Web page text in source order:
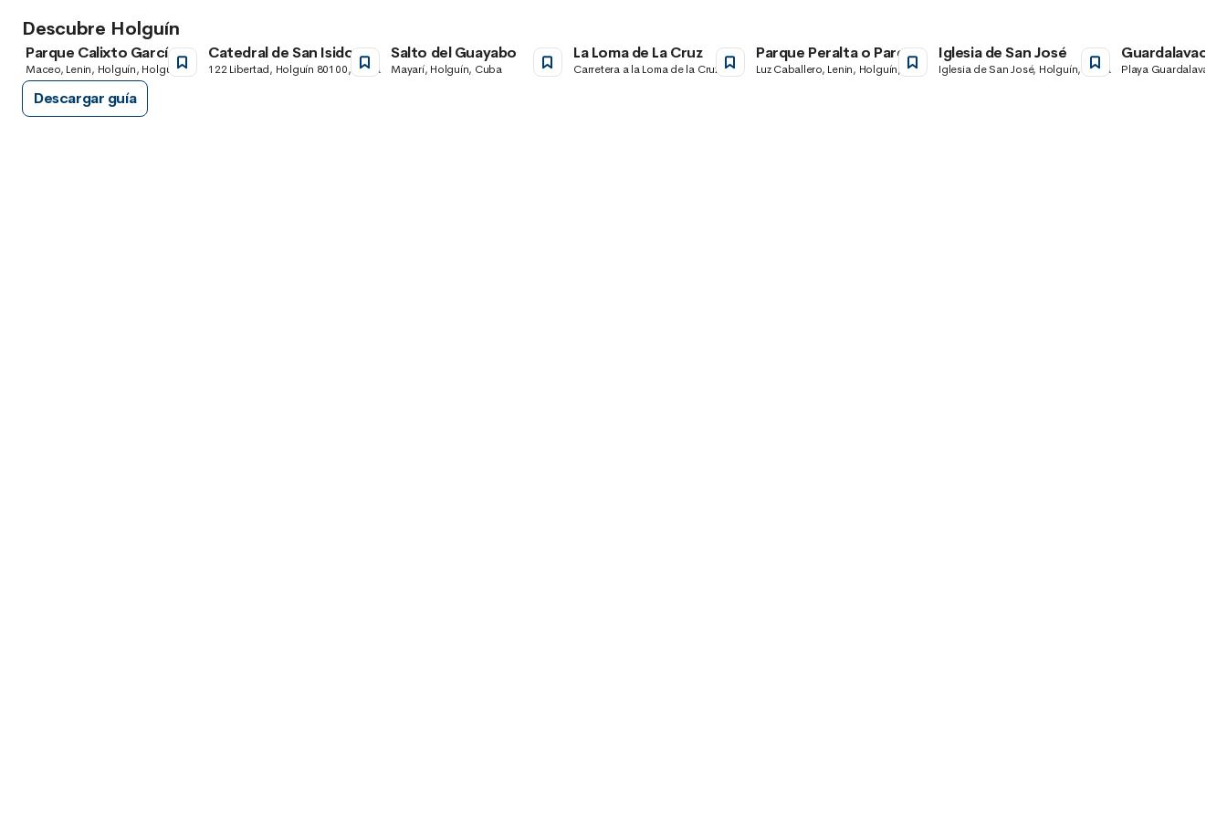
Descubre Holguín
Parque Calixto García
Maceo, Lenin, Holguín, Holguín,
Cuba
Catedral de San Isidoro
122 Libertad, Holguín 80100, Cuba
Salto del Guayabo
Mayarí, Holguín, Cuba
La Loma de La Cruz
Carretera a la Loma de la Cruz,
Parque Peralta o Parque
de las Flores de Holguín
Luz Caballero, Lenin, Holguín,
Iglesia de San José
Iglesia de San José, Holguín, Cuba
Guardalavaca
Playa
Descargar guía